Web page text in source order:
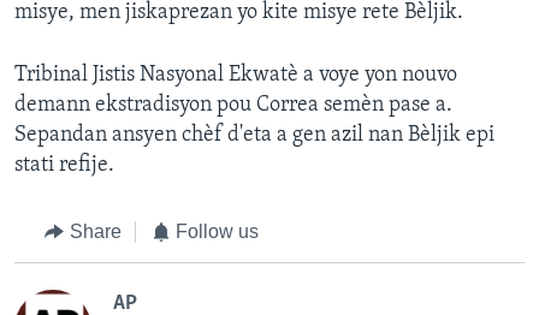
misye, men jiskaprezan yo kite misye rete Bèljik.
Tribinal Jistis Nasyonal Ekwatè a voye yon nouvo
demann ekstradisyon pou Correa semèn pase a.
Sepandan ansyen chèf d'eta a gen azil nan Bèljik epi
stati refije.
Share Follow us
AP